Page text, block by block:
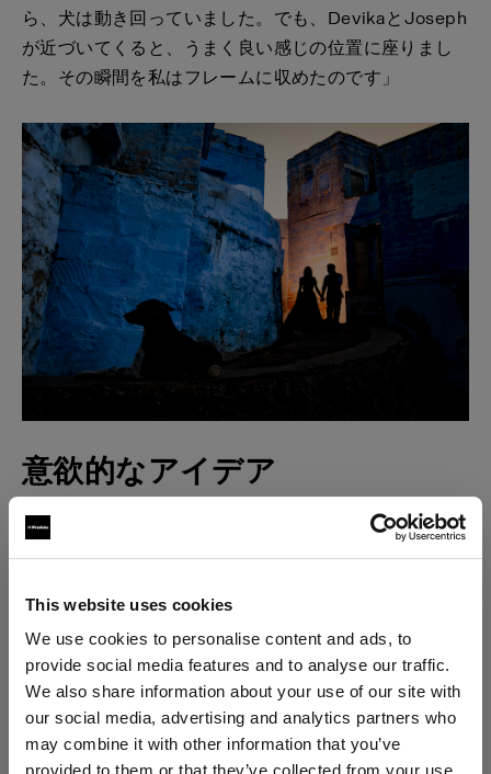
This website uses cookies
We use cookies to personalise content and ads, to
provide social media features and to analyse our traffic.
We also share information about your use of our site with
our social media, advertising and analytics partners who
may combine it with other information that you’ve
provided to them or that they’ve collected from your use
ら、犬は動き回っていました。でも、DevikaとJoseph
が近づいてくると、うまく良い感じの位置に座りまし
た。その瞬間を私はフレームに収めたのです」
意欲的なアイデア
Lannyは、1枚目の写真からわずか数歩離れた距離で2枚
目を撮影しましたが、今度は都市の上層の見晴らしの
も続く屋根と路地からDevikaとJosephを浮き彫りにす
る方法はないかと考えました。
DevikaとJosephは、4～5ブロック離れた場所に立
ち、近くには1台のB10を持ったErikaがいます。ここで
も、CTOカラーフィルターを取り付け光に温かみを加